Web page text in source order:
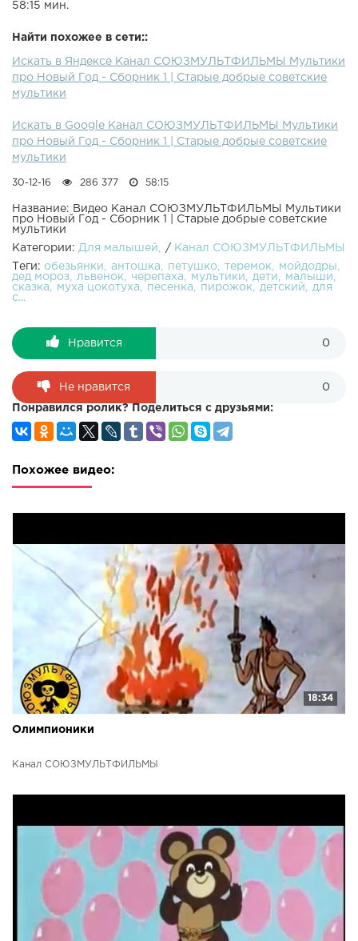
В сборник любимых советских мультфильмов для детей
вошли: Новогоднее путешествие, Когда зажигаются ёлки,
Снеговик-почтовик, Мороз ИвановичПодписывайтесь на
мультфильмы нашего детства. 38 попугаев Все серии
подряд: Ну погоди! Все серии подряд: Малыш и Карлсон
Все серии подряд: Бременские музыканты Все серии
Крокодил Гена и Чебурашка Все серии подряд:
58:15 мин.
Найти похожее в сети::
Искать в Яндексе Канал СОЮЗМУЛЬТФИЛЬМЫ Мультики
про Новый Год - Сборник 1 | Старые добрые советские
мультики
Искать в Google Канал СОЮЗМУЛЬТФИЛЬМЫ Мультики
про Новый Год - Сборник 1 | Старые добрые советские
мультики
30-12-16 286 377 58:15
Название: Видео Канал СОЮЗМУЛЬТФИЛЬМЫ Мультики
про Новый Год - Сборник 1 | Старые добрые советские
мультики
Категории: Для малышей / Канал СОЮЗМУЛЬТФИЛЬМЫ
Теги: обезьянки антошка петушко теремок
мойдодры
дед мороз
львенок черепаха мультики дети
малыши
сказка
муха цокотуха песенка пирожок детский
для
с...
Нравится 0
Не нравится 0
Понравился ролик? Поделиться с друзьями:
Похожее видео:
18:34
Олимпионики
Канал СОЮЗМУЛЬТФИЛЬМЫ